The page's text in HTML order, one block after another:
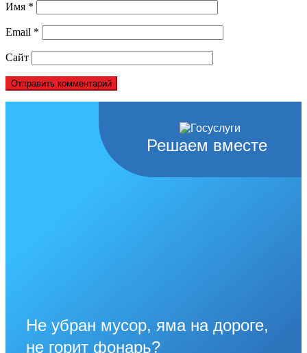
Имя *
Email *
Сайт
Решаем вместе
Не убран мусор, яма на дороге,
не горит фонарь?